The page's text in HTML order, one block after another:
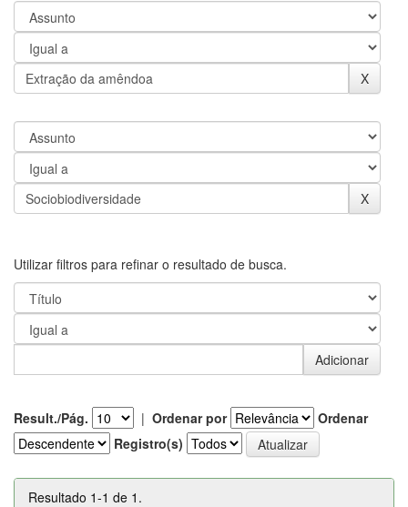
Utilizar filtros para refinar o resultado de busca.
Result./Pág. | Ordenar por
Ordenar
Registro(s)
Resultado 1-1 de 1.